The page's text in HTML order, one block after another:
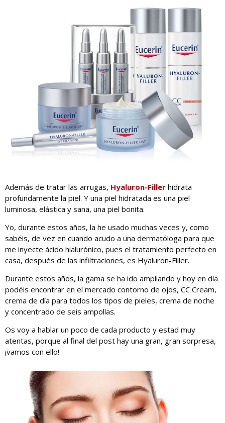
Además de tratar las arrugas, Hyaluron-Filler hidrata
profundamente la piel. Y una piel hidratada es una piel
luminosa, elástica y sana, una piel bonita.
Yo, durante estos años, la he usado muchas veces y, como
sabéis, de vez en cuando acudo a una dermatóloga para que
me inyecte ácido hialurónico, pues el tratamiento perfecto en
casa, después de las infiltraciones, es Hyaluron-Filler.
Durante estos años, la gama se ha ido ampliando y hoy en día
podéis encontrar en el mercado contorno de ojos, CC Cream,
crema de día para todos los tipos de pieles, crema de noche
y concentrado de seis ampollas.
Os voy a hablar un poco de cada producto y estad muy
atentas, porque al final del post hay una gran, gran sorpresa,
¡vamos con ello!